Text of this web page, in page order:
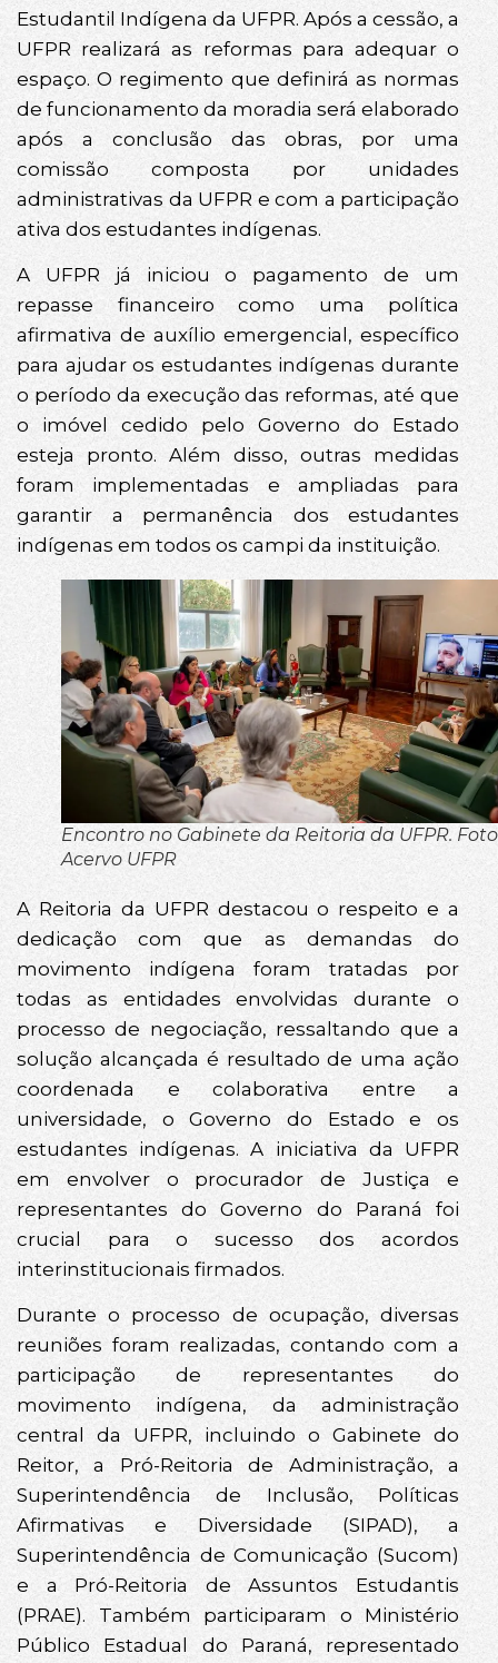
Estudantil Indígena da UFPR. Após a cessão, a
UFPR realizará as reformas para adequar o
espaço. O regimento que definirá as normas
de funcionamento da moradia será elaborado
após a conclusão das obras, por uma
comissão composta por unidades
administrativas da UFPR e com a participação
ativa dos estudantes indígenas.
A UFPR já iniciou o pagamento de um
repasse financeiro como uma política
afirmativa de auxílio emergencial, específico
para ajudar os estudantes indígenas durante
o período da execução das reformas, até que
o imóvel cedido pelo Governo do Estado
esteja pronto. Além disso, outras medidas
foram implementadas e ampliadas para
garantir a permanência dos estudantes
indígenas em todos os campi da instituição.
Encontro no Gabinete da Reitoria da UFPR.
Acervo UFPR
A Reitoria da UFPR destacou o respeito e a
dedicação com que as demandas do
movimento indígena foram tratadas por
todas as entidades envolvidas durante o
processo de negociação, ressaltando que a
solução alcançada é resultado de uma ação
coordenada e colaborativa entre a
universidade, o Governo do Estado e os
estudantes indígenas. A iniciativa da UFPR
em envolver o procurador de Justiça e
representantes do Governo do Paraná foi
crucial para o sucesso dos acordos
interinstitucionais firmados.
Durante o processo de ocupação, diversas
reuniões foram realizadas, contando com a
participação de representantes do
movimento indígena, da administração
central da UFPR, incluindo o Gabinete do
Reitor, a Pró-Reitoria de Administração, a
Superintendência de Inclusão, Políticas
Afirmativas e Diversidade (SIPAD), a
Superintendência de Comunicação (Sucom)
e a Pró-Reitoria de Assuntos Estudantis
(PRAE). Também participaram o Ministério
Público Estadual do Paraná, representado